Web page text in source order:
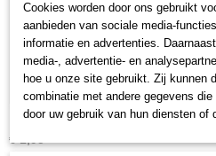
MG Sinkers 200g
€ 1,95
Cookies worden door ons gebruikt
aanbieden van sociale media-
informatie en advertenties.
media-, advertentie- en
hoe u onze site gebruikt. Zij kunnen
combinatie met andere gegevens
door uw gebruik van hun diensten of